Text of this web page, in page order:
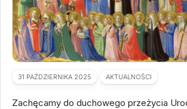
31 PAŹDZIERNIKA 2025 AKTUALNOŚCI
Zachęcamy do duchowego przeżycia